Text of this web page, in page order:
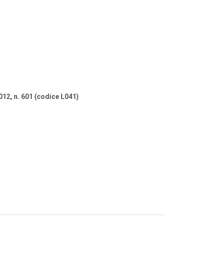
n. 601 (codice L041)